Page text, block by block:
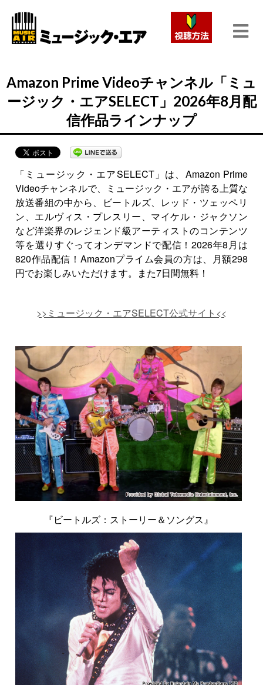
Amazon Prime Videoチャンネル「ミュ
ージック・エアSELECT」2026年8月配
信作品ラインナップ
「ミュージック・エアSELECT」は、Amazon Prime
Videoチャンネルで、ミュージック・エアが誇る上質な
放送番組の中から、ビートルズ、レッド・ツェッペリ
ン、エルヴィス・プレスリー、マイケル・ジャクソン
など洋楽界のレジェンド級アーティストのコンテンツ
等を選りすぐってオンデマンドで配信！2026年8月は
820作品配信！Amazonプライム会員の方は、月額298
円でお楽しみいただけます。また7日間無料！
>>ミュージック・エアSELECT公式サイト<<
『ビートルズ：ストーリー＆ソングス』